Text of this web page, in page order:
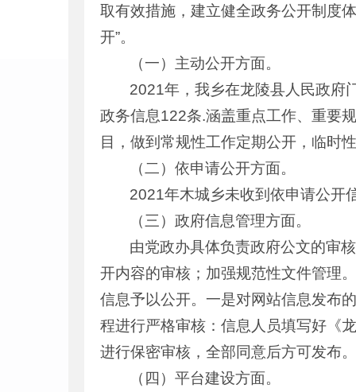
取有效措施，建立健全政务公开制度
开”。
（一）主动公开方面。
2021年，我乡在龙陵县人民政府
政务信息122条.涵盖重点工作、重要
目，做到常规性工作定期公开，临时
（二）依申请公开方面。
2021年木城乡未收到依申请公开
（三）政府信息管理方面。
由党政办具体负责政府公文的审
开内容的审核；加强规范性文件管理
信息予以公开。一是对网站信息发布
程进行严格审核：信息人员填写好《
进行保密审核，全部同意后方可发布。
（四）平台建设方面。